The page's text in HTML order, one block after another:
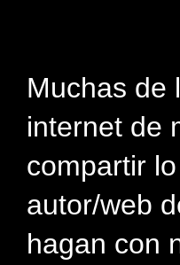
Muchas de
internet de
compartir
autor/web
hagan con